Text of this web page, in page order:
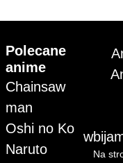
Polecane
anime
Chainsaw
man
Oshi no Ko
Naruto
Na